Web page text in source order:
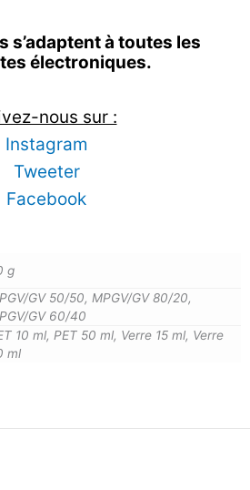
s’adaptent à toutes les
électroniques.
nous sur :
Instagram
Tweeter
Facebook
g
GV 50/50, MPGV/GV 80/20,
GV 60/40
10 ml, PET 50 ml, Verre 15 ml, Verre
ml